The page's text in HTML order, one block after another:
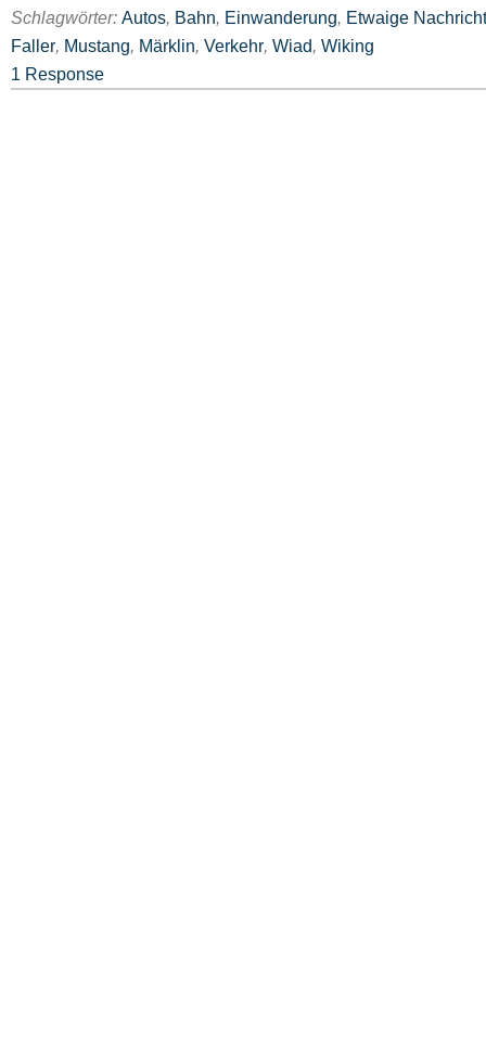
Schlagwörter: Autos, Bahn, Einwanderung, Etwaige
Faller, Mustang, Märklin, Verkehr, Wiad, Wiking
1 Response